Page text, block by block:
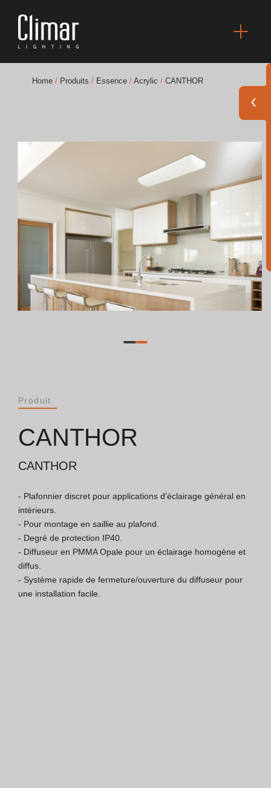
Finishes Book
Solutions Acoustiques
Meilleurs Projets
Catalogues
Général [PT/ES]
Documents
Considérations Générales
Certification ISO 9001
Conditions de Vente
Home / Produits / Essence / Acrylic / CANTHOR
Produit
CANTHOR
CANTHOR
- Plafonnier discret pour applications d'éclairage général en
intérieurs.
- Pour montage en saillie au plafond.
- Degré de protection IP40.
- Diffuseur en PMMA Opale pour un éclairage homogène et
diffus.
- Système rapide de fermeture/ouverture du diffuseur pour
une installation facile.